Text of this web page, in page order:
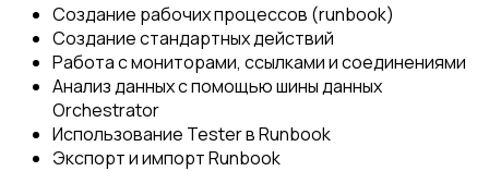
Создание рабочих процессов (runbook)
Создание стандартных действий
Работа с мониторами, ссылками и соединениями
Анализ данных с помощью шины данных
Orchestrator
Использование Tester в Runbook
Экспорт и импорт Runbook